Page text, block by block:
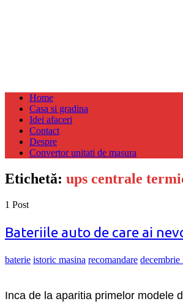
Home
Casa si gradina
Idei afaceri
Contact
Despre
Convertor unitati de masura
Etichetă: ups centrale
1 Post
Bateriile auto de care ai
baterie istoric masina recomandare decembrie
Inca de la aparitia primelor modele